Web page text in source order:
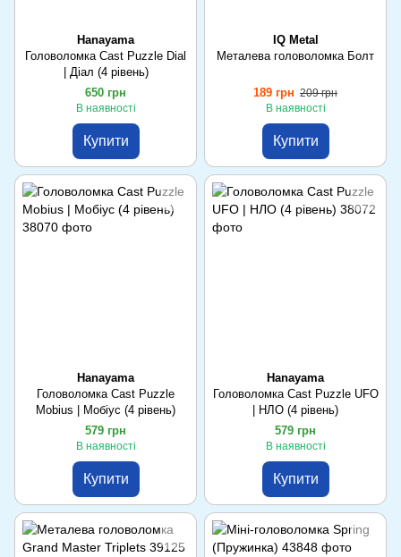
Hanayama
Головоломка Cast Puzzle Dial
| Діал (4 рівень)
650 грн
В наявності
Купити
IQ Metal
Металева головоломка Болт
189 грн 209 грн
В наявності
Купити
Hanayama
Головоломка Cast Puzzle
Mobius | Мобіус (4 рівень)
579 грн
В наявності
Купити
Hanayama
Головоломка Cast Puzzle UFO
| НЛО (4 рівень)
579 грн
В наявності
Купити